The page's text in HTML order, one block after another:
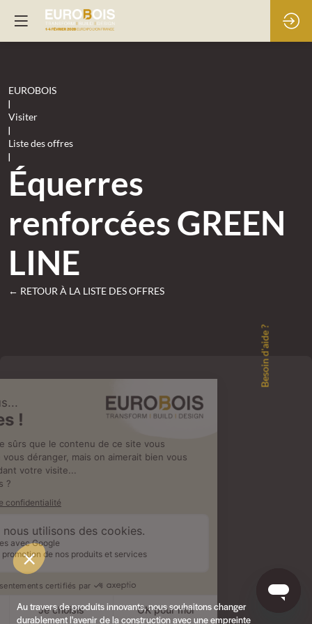
EUROBOIS
|
Visiter
|
Liste des offres
|
Équerres
renforcées GREEN
LINE
← RETOUR À LA LISTE DES OFFRES
Au travers de produits innovants, nous souhaitons changer
durablement l'avenir de la construction avec une empreinte
Besoin d'aide ?